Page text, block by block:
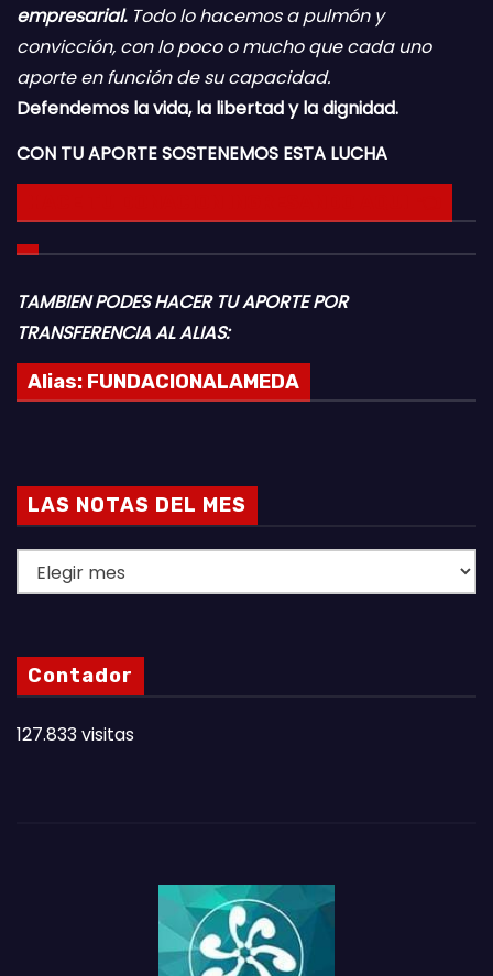
empresarial.Todo lo hacemos a pulmón y
convicción, con lo poco o mucho que cada uno
aporte en función de su capacidad.
Defendemos la vida, la libertad y la dignidad.
CON TU APORTE SOSTENEMOS ESTA LUCHA
TAMBIEN PODES HACER TU APORTE POR
TRANSFERENCIA AL ALIAS:
Alias: FUNDACIONALAMEDA
LAS NOTAS DEL MES
A
N
O
A
Contador
127.833 visitas